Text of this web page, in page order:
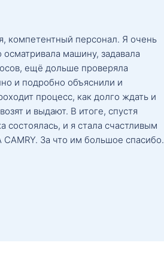
компетентный персонал. Я очень
машину, задавала
ещё дольше проверяла
и подробно объяснили и
процесс, как долго ждать и
и выдают. В итоге, спустя
состоялась, и я стала счастливым
CAMRY. За что им большое спасибо.